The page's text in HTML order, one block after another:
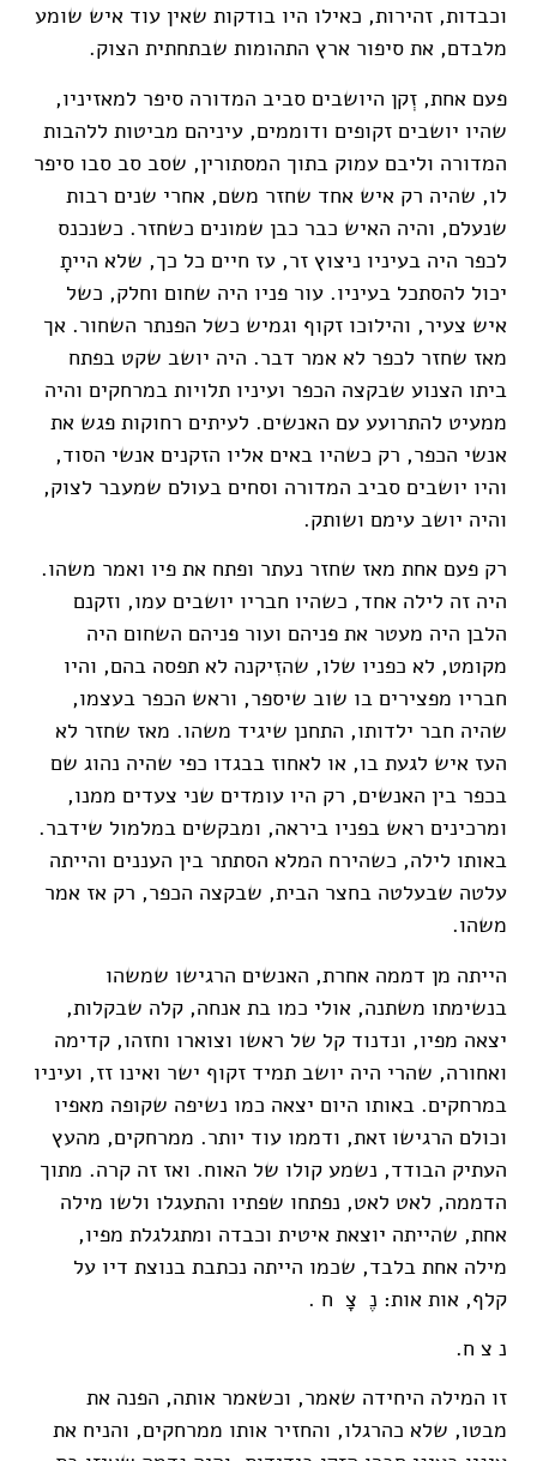
וכבדות, זהירות, כאילו היו בודקות שאין עוד איש שומע
מלבדם, את סיפור ארץ התהומות שבתחתית הצוק.
פעם אחת, זְקן היושבים סביב המדורה סיפר למאזיניו,
שהיו יושבים זקופים ודוממים, עיניהם מביטות ללהבות
המדורה וליבם עמוק בתוך המסתורין, שסב סב סבו סיפר
לו, שהיה רק איש אחד שחזר משם, אחרי שנים רבות
שנעלם, והיה האיש כבר כבן שמונים כשחזר. כשנכנס
לכפר היה בעיניו ניצוץ זר, עז חיים כל כך, שלא הייתָ
יכול להסתכל בעיניו. עור פניו היה שחום וחלק, כשל
איש צעיר, והילוכו זקוף וגמיש כשל הפנתר השחור. אך
מאז שחזר לכפר לא אמר דבר. היה יושב שקט בפתח
ביתו הצנוע שבקצה הכפר ועיניו תלויות במרחקים והיה
ממעיט להתרועע עם האנשים. לעיתים רחוקות פגש את
אנשי הכפר, רק כשהיו באים אליו הזקנים אנשי הסוד,
והיו יושבים סביב המדורה וסחים בעולם שמעבר לצוק,
והיה יושב עימם ושותק.
רק פעם אחת מאז שחזר נעתר ופתח את פיו ואמר משהו.
היה זה לילה אחד, כשהיו חבריו יושבים עמו, וזקנם
הלבן היה מעטר את פניהם ועור פניהם השחום היה
מקומט, לא כפניו שלו, שהזִיקנה לא תפסה בהם, והיו
חבריו מפצירים בו שוב שיספר, וראש הכפר בעצמו,
שהיה חבר ילדותו, התחנן שיגיד משהו. מאז שחזר לא
העז איש לגעת בו, או לאחוז בבגדו כפי שהיה נהוג שם
בכפר בין האנשים, רק היו עומדים שני צעדים ממנו,
ומרכינים ראש בפניו ביראה, ומבקשים במלמול שידבר.
באותו לילה, כשהירח המלא הסתתר בין העננים והייתה
עלטה שבעלטה בחצר הבית, שבקצה הכפר, רק אז אמר
משהו.
הייתה מן דממה אחרת, האנשים הרגישו שמשהו
בנשימתו משתנה, אולי כמו בת אנחה, קלה שבקלות,
יצאה מפיו, ונדנוד קל של ראשו וצוארו וחזהו, קדימה
ואחורה, שהרי היה יושב תמיד זקוף ישר ואינו זז, ועיניו
במרחקים. באותו היום יצאה כמו נשיפה שקופה מאפיו
וכולם הרגישו זאת, ודממו עוד יותר. ממרחקים, מהעץ
העתיק הבודד, נשמע קולו של האוח. ואז זה קרה. מתוך
הדממה, לאט לאט, נפתחו שפתיו והתעגלו ולשו מילה
אחת, שהייתה יוצאת איטית וכבדה ומתגלגלת מפיו,
מילה אחת בלבד, שכמו הייתה נכתבת בנוצת דיו על
קלף, אות אות: נֶ צָ ח .
נ צ ח.
זו המילה היחידה שאמר, וכשאמר אותה, הפנה את
מבטו, שלא כהרגלו, והחזיר אותו ממרחקים, והניח את